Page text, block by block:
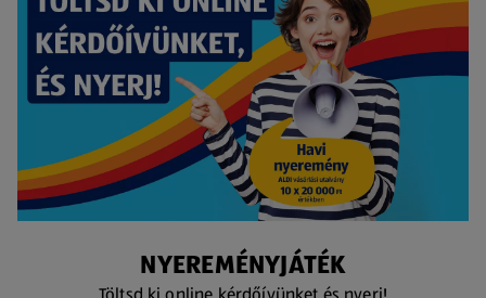
NYEREMÉNYJÁTÉK